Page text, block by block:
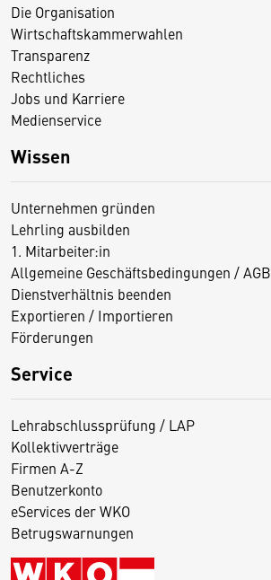
Die Organisation
Wirtschaftskammerwahlen
Transparenz
Rechtliches
Jobs und Karriere
Medienservice
Wissen
Unternehmen gründen
Lehrling ausbilden
1. Mitarbeiter:in
Allgemeine Geschäftsbedingungen / AGB
Dienstverhältnis beenden
Exportieren / Importieren
Förderungen
Service
Lehrabschlussprüfung / LAP
Kollektivverträge
Firmen A-Z
Benutzerkonto
eServices der WKO
Betrugswarnungen